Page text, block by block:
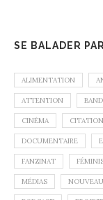
SE BALADER
ALIMENTATION
ATTENTION
CINÉMA CITATION
DOCUMENTAIRE
FANZINAT
MÉDIAS